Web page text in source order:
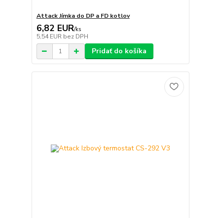
Attack Jímka do DP a FD kotlov
6,82 EUR/ks
5,54 EUR bez DPH
Pridať do košíka